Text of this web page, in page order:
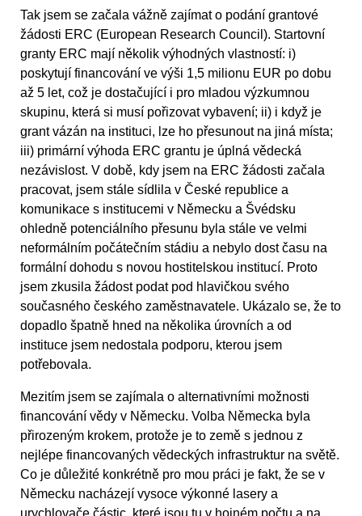
Tak jsem se začala vážně zajímat o podání grantové
žádosti ERC (European Research Council). Startovní
granty ERC mají několik výhodných vlastností: i)
poskytují financování ve výši 1,5 milionu EUR po dobu
až 5 let, což je dostačující i pro mladou výzkumnou
skupinu, která si musí pořizovat vybavení; ii) i když je
grant vázán na instituci, lze ho přesunout na jiná místa;
iii) primární výhoda ERC grantu je úplná vědecká
nezávislost. V době, kdy jsem na ERC žádosti začala
pracovat, jsem stále sídlila v České republice a
komunikace s institucemi v Německu a Švédsku
ohledně potenciálního přesunu byla stále ve velmi
neformálním počátečním stádiu a nebylo dost času na
formální dohodu s novou hostitelskou institucí. Proto
jsem zkusila žádost podat pod hlavičkou svého
současného českého zaměstnavatele. Ukázalo se, že to
dopadlo špatně hned na několika úrovních a od
instituce jsem nedostala podporu, kterou jsem
potřebovala.
Mezitím jsem se zajímala o alternativními možnosti
financování vědy v Německu. Volba Německa byla
přirozeným krokem, protože je to země s jednou z
nejlépe financovaných vědeckých infrastruktur na světě.
Co je důležité konkrétně pro mou práci je fakt, že se v
Německu nacházejí vysoce výkonné lasery a